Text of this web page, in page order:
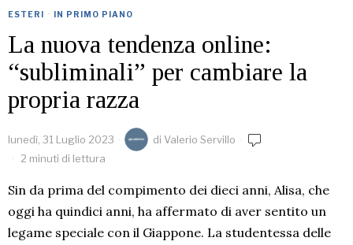
ESTERI · IN PRIMO PIANO
La nuova tendenza online:
“subliminali” per cambiare la
propria razza
lunedì, 31 Luglio 2023 di Valerio Servillo
2 minuti di lettura
Sin da prima del compimento dei dieci anni, Alisa, che
oggi ha quindici anni, ha affermato di aver sentito un
legame speciale con il Giappone. La studentessa delle